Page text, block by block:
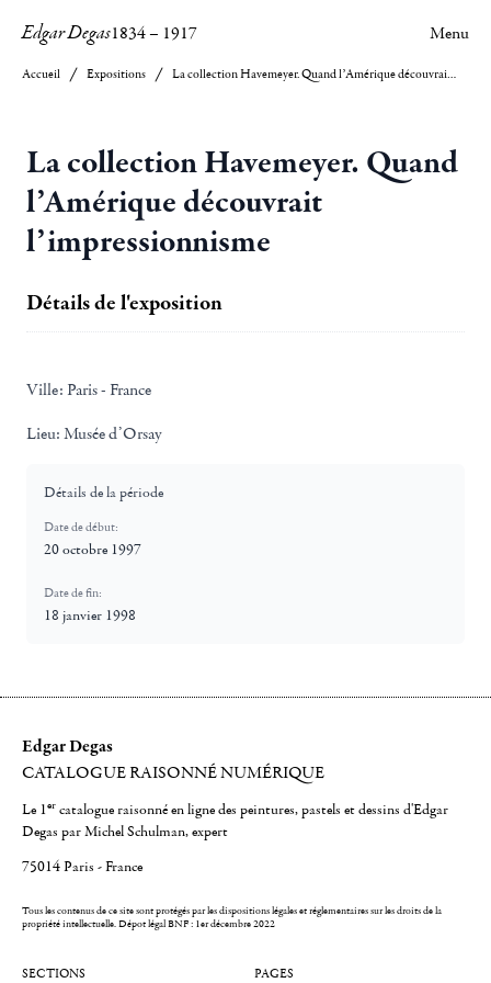
Edgar Degas1834– 1917 Menu
Accueil Expositions La collection Havemeyer. Quand l’Amérique découvrait l’impressionnisme
La collection Havemeyer. Quand
l’Amérique découvrait
l’impressionnisme
Détails de l'exposition
Ville: Paris - France
Lieu: Musée d’Orsay
Détails de la période
Date de début:
20 octobre 1997
Date de fin:
18 janvier 1998
Edgar Degas
CATALOGUE RAISONNÉ NUMÉRIQUE
Le 1er catalogue raisonné en ligne des peintures, pastels et dessins d'Edgar
Degas par Michel Schulman, expert
75014 Paris - France
Tous les contenus de ce site sont protégés par les dispositions légales et réglementaires sur les droits de la
propriété intellectuelle.Dépot légal BNF : 1er décembre 2022
SECTIONS PAGES